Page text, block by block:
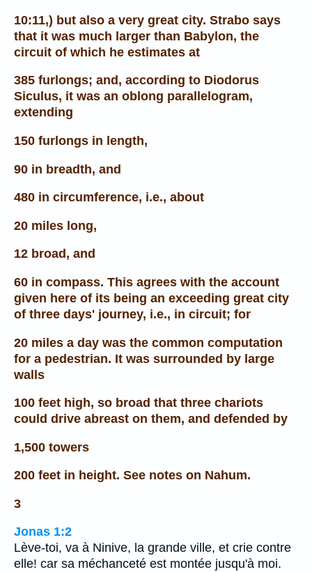
10:11,) but also a very great city. Strabo says
that it was much larger than Babylon, the
circuit of which he estimates at
385 furlongs; and, according to Diodorus
Siculus, it was an oblong parallelogram,
extending
150 furlongs in length,
90 in breadth, and
480 in circumference, i.e., about
20 miles long,
12 broad, and
60 in compass. This agrees with the account
given here of its being an exceeding great city
of three days' journey, i.e., in circuit; for
20 miles a day was the common computation
for a pedestrian. It was surrounded by large
walls
100 feet high, so broad that three chariots
could drive abreast on them, and defended by
1,500 towers
200 feet in height. See notes on Nahum.
3
Jonas 1:2
Lève-toi, va à Ninive, la grande ville, et crie contre
elle! car sa méchanceté est montée jusqu'à moi.